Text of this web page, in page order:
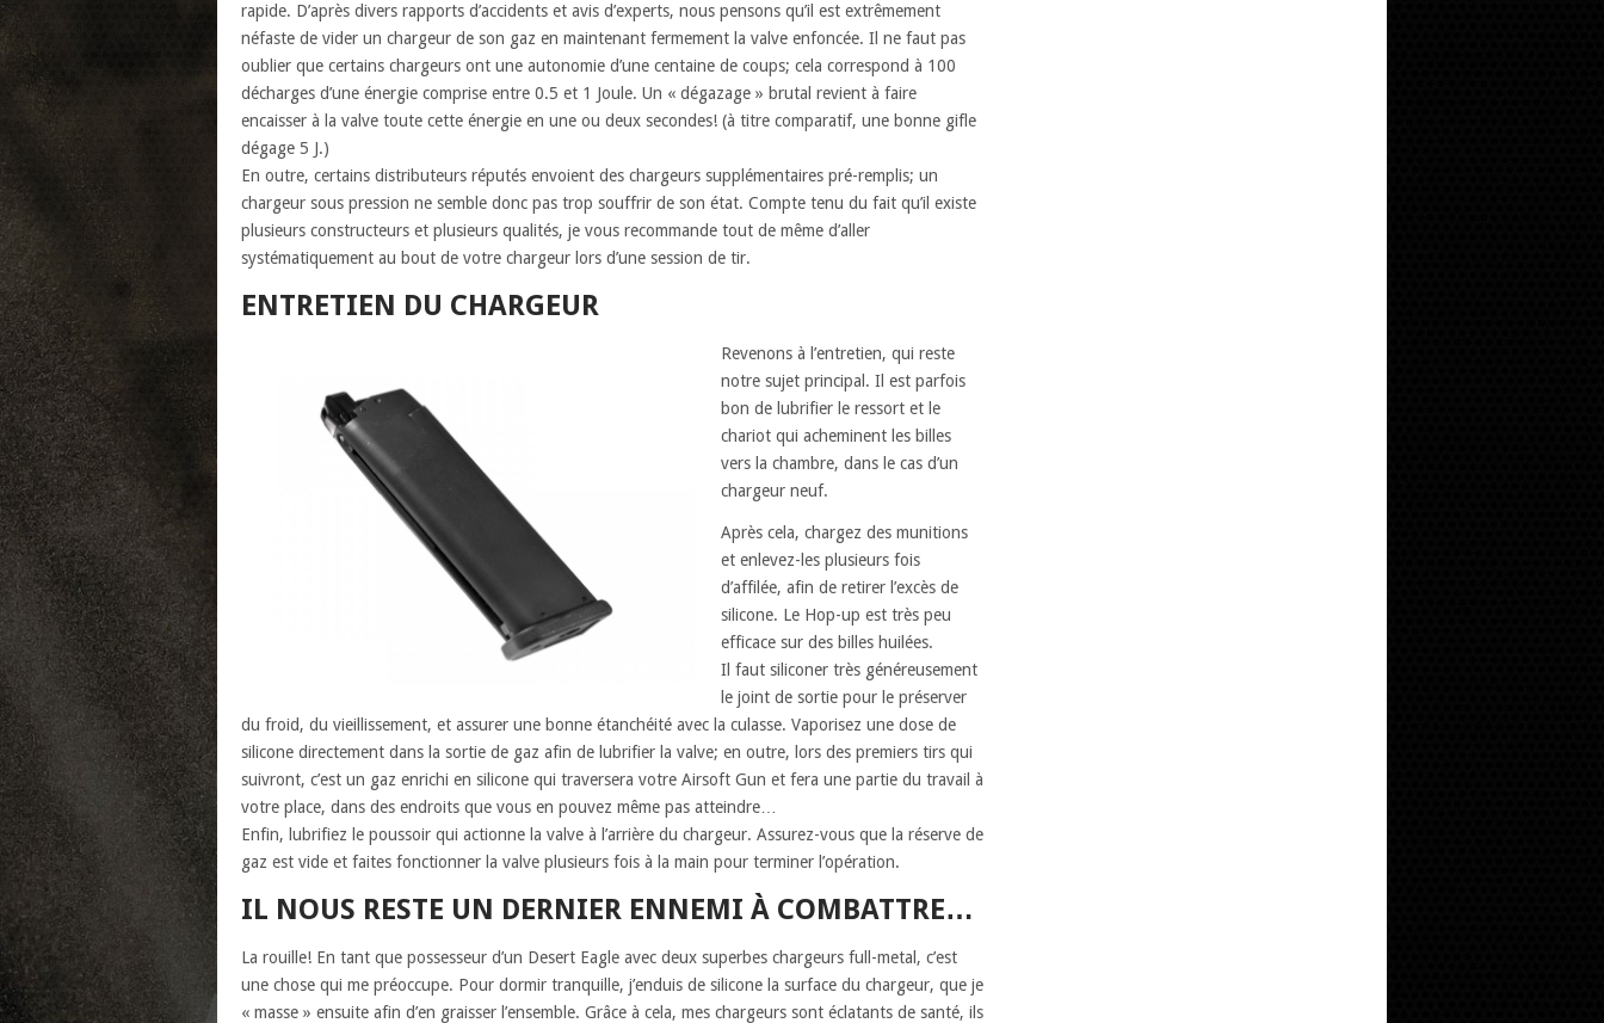
rapide. D’après divers rapports d’accidents et avis d’experts, nous pensons qu’il est extrêmement
néfaste de vider un chargeur de son gaz en maintenant fermement la valve enfoncée. Il ne faut pas
oublier que certains chargeurs ont une autonomie d’une centaine de coups; cela correspond à 100
décharges d’une énergie comprise entre 0.5 et 1 Joule. Un « dégazage » brutal revient à faire
encaisser à la valve toute cette énergie en une ou deux secondes! (à titre comparatif, une bonne gifle
dégage 5 J.)
En outre, certains distributeurs réputés envoient des chargeurs supplémentaires pré-remplis; un
chargeur sous pression ne semble donc pas trop souffrir de son état. Compte tenu du fait qu’il existe
plusieurs constructeurs et plusieurs qualités, je vous recommande tout de même d’aller
systématiquement au bout de votre chargeur lors d’une session de tir.
ENTRETIEN DU CHARGEUR
Revenons à l’entretien, qui reste
notre sujet principal. Il est parfois
bon de lubrifier le ressort et le
chariot qui acheminent les billes
vers la chambre, dans le cas d’un
chargeur neuf.
Après cela, chargez des munitions
et enlevez-les plusieurs fois
d’affilée, afin de retirer l’excès de
silicone. Le Hop-up est très peu
efficace sur des billes huilées.
Il faut siliconer très généreusement
le joint de sortie pour le préserver
du froid, du vieillissement, et assurer une bonne étanchéité avec la culasse. Vaporisez une dose de
silicone directement dans la sortie de gaz afin de lubrifier la valve; en outre, lors des premiers tirs qui
suivront, c’est un gaz enrichi en silicone qui traversera votre Airsoft Gun et fera une partie du travail à
votre place, dans des endroits que vous en pouvez même pas atteindre…
Enfin, lubrifiez le poussoir qui actionne la valve à l’arrière du chargeur. Assurez-vous que la réserve de
gaz est vide et faites fonctionner la valve plusieurs fois à la main pour terminer l’opération.
IL NOUS RESTE UN DERNIER ENNEMI À COMBATTRE…
La rouille! En tant que possesseur d’un Desert Eagle avec deux superbes chargeurs full-metal, c’est
une chose qui me préoccupe. Pour dormir tranquille, j’enduis de silicone la surface du chargeur, que je
« masse » ensuite afin d’en graisser l’ensemble. Grâce à cela, mes chargeurs sont éclatants de santé, ils